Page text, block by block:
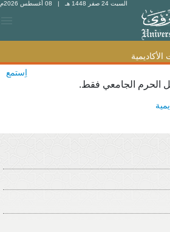
السبت 24 صفر 1448 هـ | 08 أغسطس 2026م
اِستمع
الحرم الجامعي فقط.